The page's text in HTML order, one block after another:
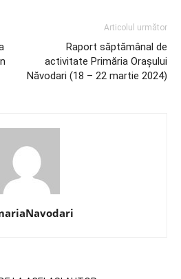
Articolul următor
Raport săptămânal de
activitate Primăria Orașului
Năvodari (18 – 22 martie 2024)